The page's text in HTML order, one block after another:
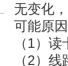
无变化
可能原
（1）
（2）